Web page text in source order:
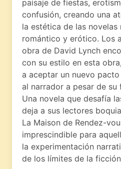
paisaje de fiestas,
confusión, creando una
la estética de las
romántico y erótico. Los
obra de David Lynch
con su estilo en esta
a aceptar un nuevo
al narrador a pesar de
Una novela que desafía
deja a sus lectores
La Maison de Rendez-
imprescindible para
la experimentación
de los límites de la